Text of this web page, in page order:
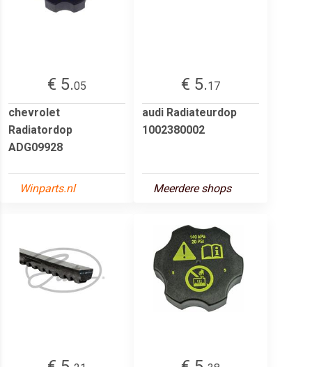
€ 5.05
chevrolet
Radiatordop
ADG09928
Winparts.nl
€ 5.17
audi Radiateurdop
1002380002
Meerdere shops